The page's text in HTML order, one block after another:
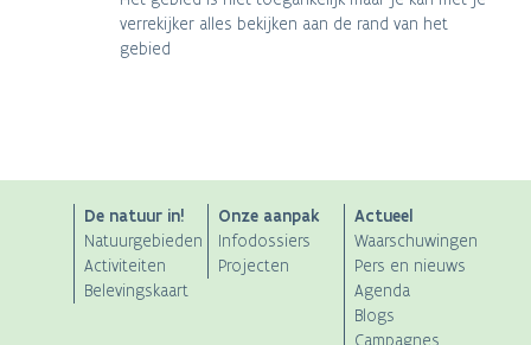
verrekijker alles bekijken aan de rand van het
gebied
ANB
Main
navigation
De natuur in!
Natuurgebieden
Activiteiten
Belevingskaart
Onze aanpak
Infodossiers
Projecten
Actueel
Waarschuwingen
Pers en nieuws
Agenda
Blogs
Campagnes